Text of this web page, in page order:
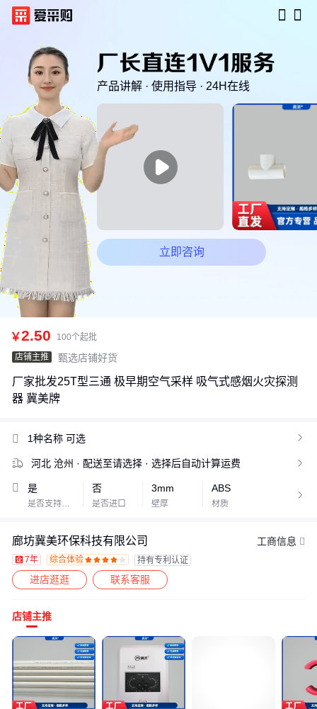
产品讲解 · 使用指导 · 24H在线

立即咨询
￥2.50
100个起批
店铺主推
甄选店铺好货
厂家批发25T型三通 极早期空气采样 吸气式感烟火灾探测
器 冀美牌
1种名称 可选 
河北 沧州 · 配送至请选择 · 选择后自动计算运费 
是
是否支持加工定制
否
是否进口
3mm
壁厚
ABS
材质

廊坊冀美环保科技有限公司 工商信息
7年 综合体验     
    持有专利认证
进店逛逛 联系客服
店铺主推